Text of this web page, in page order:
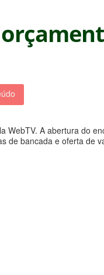
WebTV. A abertura do
de bancada e oferta de